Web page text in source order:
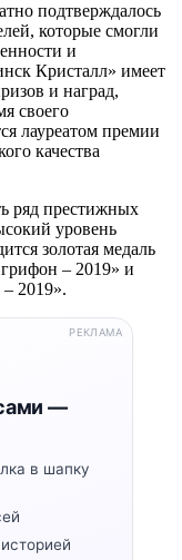
подтверждалось
которые смогли
и
Кристалл» имеет
и наград,
своего
лауреатом премии
качества
ряд престижных
уровень
золотая медаль
– 2019» и
– 2019».
—
в шапку
РЕКЛАМА